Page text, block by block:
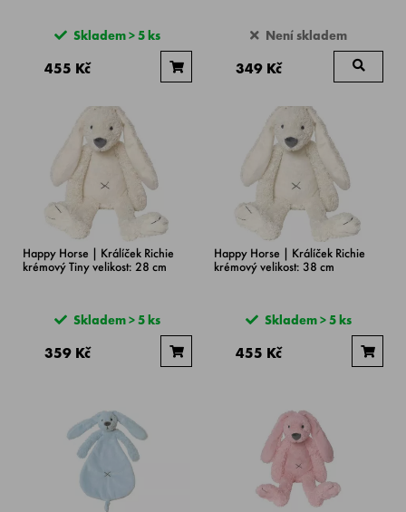
Skladem > 5 ks
455 Kč
Není skladem
349 Kč
Happy Horse | Králíček Richie
krémový Tiny velikost: 28 cm
Skladem > 5 ks
359 Kč
Happy Horse | Králíček Richie
krémový velikost: 38 cm
Skladem > 5 ks
455 Kč